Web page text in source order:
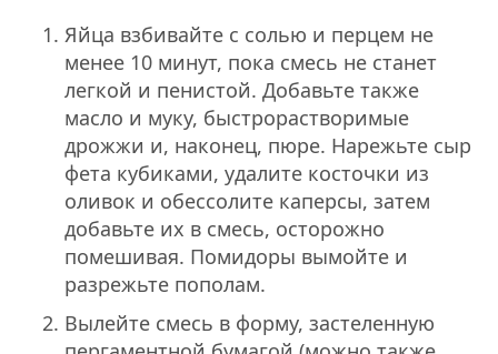
Яйца взбивайте с солью и перцем не
менее 10 минут, пока смесь не станет
легкой и пенистой. Добавьте также
масло и муку, быстрорастворимые
дрожжи и, наконец, пюре. Нарежьте сыр
фета кубиками, удалите косточки из
оливок и обессолите каперсы, затем
добавьте их в смесь, осторожно
помешивая. Помидоры вымойте и
разрежьте пополам.
Вылейте смесь в форму, застеленную